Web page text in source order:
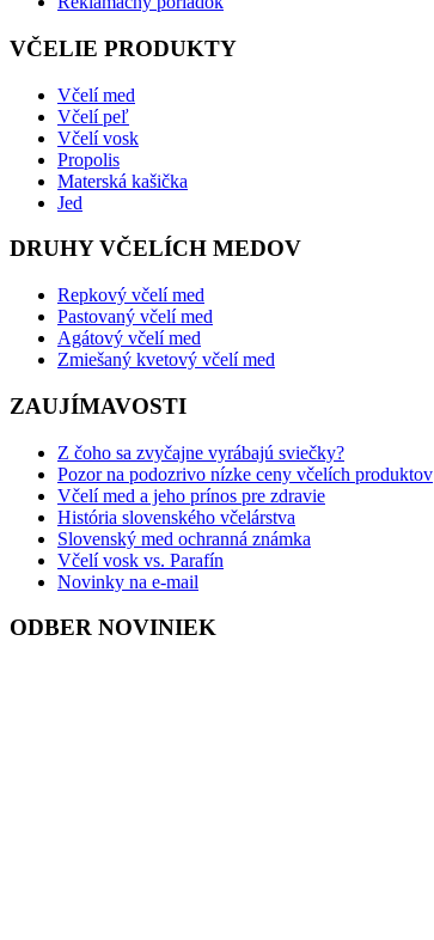
VČELIE PRODUKTY
Včelí med
Včelí peľ
Včelí vosk
Propolis
Materská kašička
Jed
DRUHY VČELÍCH MEDOV
Repkový včelí med
Pastovaný včelí med
Agátový včelí med
Zmiešaný kvetový včelí med
ZAUJÍMAVOSTI
Z čoho sa zvyčajne vyrábajú sviečky?
Pozor na podozrivo nízke ceny včelích produktov
Včelí med a jeho prínos pre zdravie
História slovenského včelárstva
Slovenský med ochranná známka
Včelí vosk vs. Parafín
Novinky na e-mail
ODBER NOVINIEK